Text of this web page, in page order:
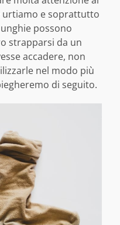
urtiamo e soprattutto
possono
strapparsi da un
accadere, non
nel modo più
di seguito.